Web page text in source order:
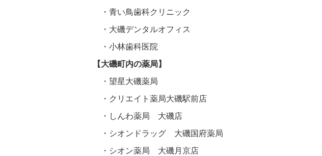
・青い鳥歯科クリニック
・大磯デンタルオフィス
・小林歯科医院
【大磯町内の薬局】
・望星大磯薬局
・クリエイト薬局大磯駅前店
・しんわ薬局 大磯店
・シオンドラッグ 大磯国府薬局
・シオン薬局 大磯月京店